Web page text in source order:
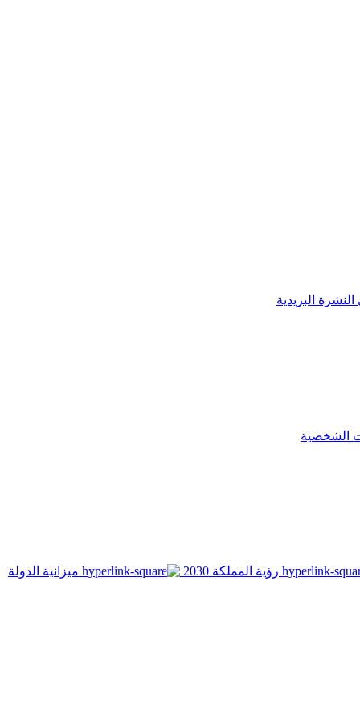
البريدية
الشخصية
رؤية المملكة 2030 ميزانية الدولة